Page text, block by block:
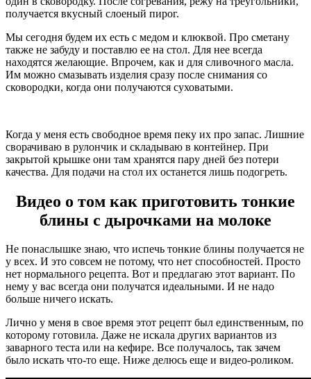
получается вкусный слоеный пирог.
Мы сегодня будем их есть с медом и клюквой. Про сметану
также не забуду и поставлю ее на стол. Для нее всегда
находятся желающие. Впрочем, как и для сливочного масла.
Им можно смазывать изделия сразу после снимания со
сковородки, когда они получаются суховатыми.
Когда у меня есть свободное время пеку их про запас. Лишние
сворачиваю в рулончик и складываю в контейнер. При
закрытой крышке они там хранятся пару дней без потери
качества. Для подачи на стол их останется лишь подогреть.
Видео о том как приготовить тонкие
блины с дырочками на молоке
Не понаслышке знаю, что испечь тонкие блины получается не
у всех. И это совсем не потому, что нет способностей. Просто
нет нормального рецепта. Вот и предлагаю этот вариант. По
нему у вас всегда они получатся идеальными. И не надо
больше ничего искать.
Лично у меня в свое время этот рецепт был единственным, по
которому готовила. Даже не искала других вариантов из
заварного теста или на кефире. Все получалось, так зачем
было искать что-то еще. Ниже делюсь еще и видео-роликом.